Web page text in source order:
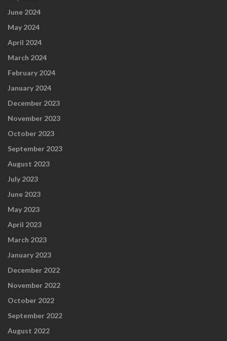
June 2024
May 2024
April 2024
March 2024
February 2024
January 2024
December 2023
November 2023
October 2023
September 2023
August 2023
July 2023
June 2023
May 2023
April 2023
March 2023
January 2023
December 2022
November 2022
October 2022
September 2022
August 2022